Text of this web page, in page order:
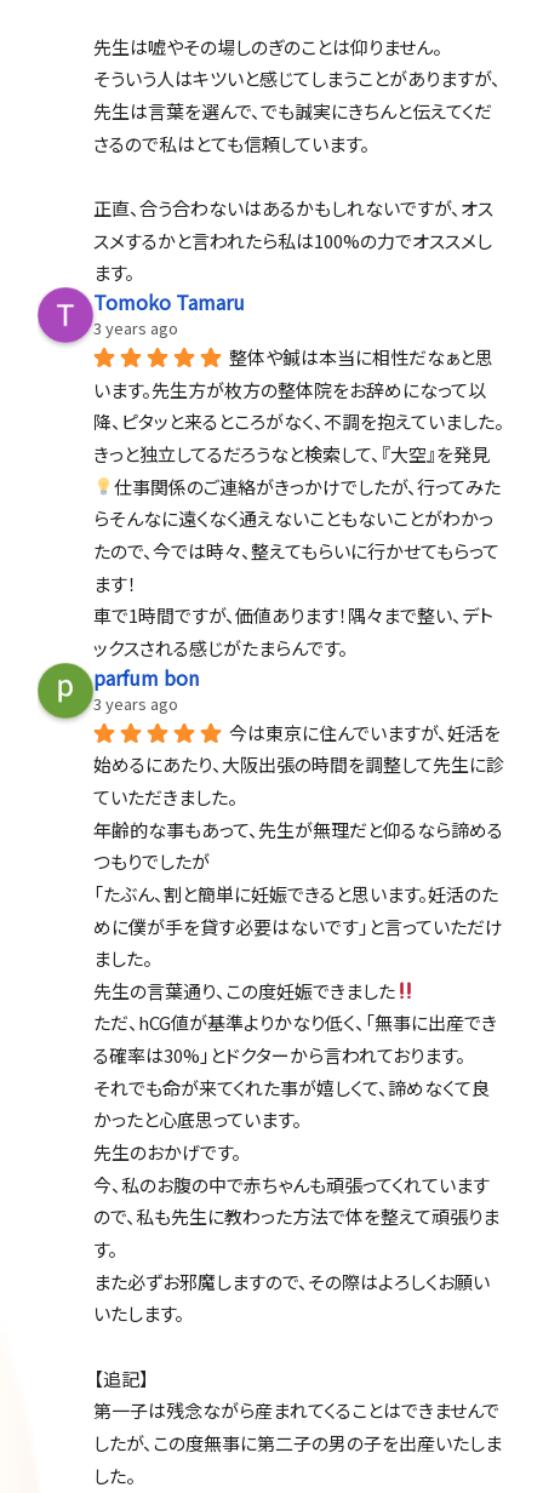
先生は嘘やその場しのぎのことは仰りません。
そういう人はキツいと感じてしまうことがありますが、
先生は言葉を選んで、でも誠実にきちんと伝えてくだ
さるので私はとても信頼しています。
正直、合う合わないはあるかもしれないですが、オス
スメするかと言われたら私は100%の力でオススメし
ます。
Tomoko Tamaru
3 years ago
整体や鍼は本当に相性だなぁと思
います。先生方が枚方の整体院をお辞めになって以
降、ピタッと来るところがなく、不調を抱えていました。
きっと独立してるだろうなと検索して、『大空』を発見
仕事関係のご連絡がきっかけでしたが、行ってみた
らそんなに遠くなく通えないこともないことがわかっ
たので、今では時々、整えてもらいに行かせてもらって
ます！
車で1時間ですが、価値あります！隅々まで整い、デト
ックスされる感じがたまらんです。
parfum bon
3 years ago
今は東京に住んでいますが、妊活を
始めるにあたり、大阪出張の時間を調整して先生に診
ていただきました。
年齢的な事もあって、先生が無理だと仰るなら諦める
つもりでしたが
「たぶん、割と簡単に妊娠できると思います。妊活のた
めに僕が手を貸す必要はないです」と言っていただけ
ました。
先生の言葉通り、この度妊娠できました
ただ、hCG値が基準よりかなり低く、「無事に出産でき
る確率は30%」とドクターから言われております。
それでも命が来てくれた事が嬉しくて、諦めなくて良
かったと心底思っています。
先生のおかげです。
今、私のお腹の中で赤ちゃんも頑張ってくれています
ので、私も先生に教わった方法で体を整えて頑張りま
す。
また必ずお邪魔しますので、その際はよろしくお願い
いたします。
【追記】
第一子は残念ながら産まれてくることはできませんで
したが、この度無事に第二子の男の子を出産いたしま
した。